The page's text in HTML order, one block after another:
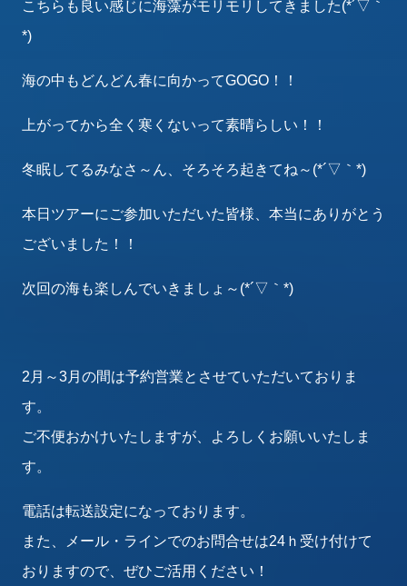
こちらも良い感じに海藻がモリモリしてきました(*´▽｀
*)
海の中もどんどん春に向かってGOGO！！
上がってから全く寒くないって素晴らしい！！
冬眠してるみなさ～ん、そろそろ起きてね～(*´▽｀*)
本日ツアーにご参加いただいた皆様、本当にありがとう
ございました！！
次回の海も楽しんでいきましょ～(*´▽｀*)
2月～3月の間は予約営業とさせていただいておりま
す。
ご不便おかけいたしますが、よろしくお願いいたしま
す。
電話は転送設定になっております。
また、メール・ラインでのお問合せは24ｈ受け付けて
おりますので、ぜひご活用ください！